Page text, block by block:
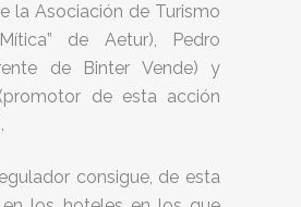
la Asociación de Turismo
de Aetur), Pedro
de Binter Vende) y
de esta acción
consigue, de esta